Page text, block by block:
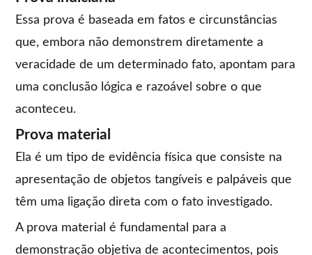
Essa prova é baseada em fatos e circunstâncias
que, embora não demonstrem diretamente a
veracidade de um determinado fato, apontam para
uma conclusão lógica e razoável sobre o que
aconteceu.
Prova material
Ela é um tipo de evidência física que consiste na
apresentação de objetos tangíveis e palpáveis que
têm uma ligação direta com o fato investigado.
A prova material é fundamental para a
demonstração objetiva de acontecimentos, pois